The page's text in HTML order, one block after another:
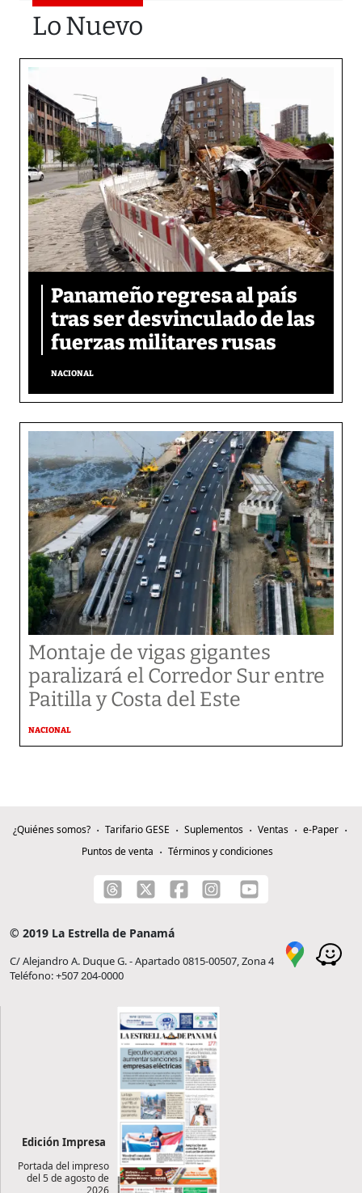
Lo Nuevo
Panameño regresa al país
tras ser desvinculado de las
fuerzas militares rusas
NACIONAL
Montaje de vigas gigantes
paralizará el Corredor Sur entre
Paitilla y Costa del Este
NACIONAL
¿Quiénes somos? Tarifario GESE Suplementos Ventas
e-Paper
Puntos de venta
Términos y condiciones
© 2019 La Estrella de Panamá
C/ Alejandro A. Duque G. - Apartado 0815-00507, Zona 4
Teléfono: +507 204-0000
Edición Impresa
Portada del impreso
del 5 de agosto de
2026